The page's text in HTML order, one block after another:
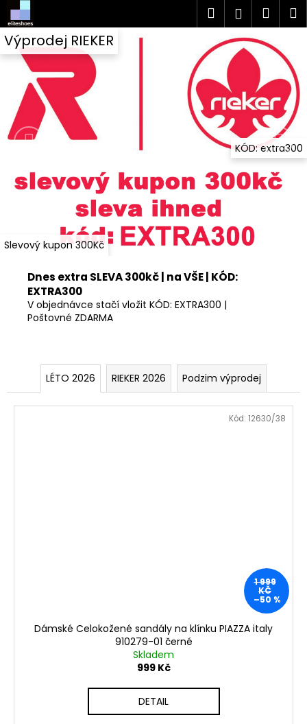
na
obsah
Hledat
košík
V
í
t
e
j
e
n
a
b
Výprodej RIEKER
Slevový kupon 300Kč
KÓD: extra300
Předchozí
Dnes extra SLEVA 300kč | na VŠE | KÓD:
EXTRA300
V objednávce stačí vložit KÓD: EXTRA300 |
Poštovné ZDARMA
LÉTO 2026 RIEKER 2026 Podzim výprodej
1 999
KČ
–50 %
Dámské Celokožené sandály na klínku PIAZZA italy
910279-01 černé
Skladem
999 Kč
DETAIL
Kód: 12630/38
o
š
í
Zpět
Zpět
o
p
o
t
e
e
?